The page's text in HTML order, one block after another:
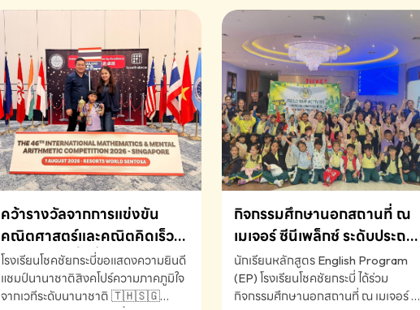
คว้ารางวัลจากการแข่งขัน
คณิตศาสตร์และคณิตคิดเร็ว
นานาชาติ ครั้งที่ 46 ประจำปี
2569 ณ ประเทศสิงคโปร์
โรงเรียนโชคชัยกระบี่ขอแสดงความยินดี
แชมป์นานาชาติสิงคโปร์ความภาคภูมิใจ
จากเวทีระดับนานาชาติ 🇹🇭🇸🇬
กิจกรรมศึกษานอกสถานที่ ณ
เมเจอร์ ซีนีเพล็กซ์ ระดับประถม
ศึกษา (EP.1-6)
นักเรียนหลักสูตร English Program
(EP) โรงเรียนโชคชัยกระบี่ ได้ร่วม
กิจกรรมศึกษานอกสถานที่ ณ เมเจอร์ ซี